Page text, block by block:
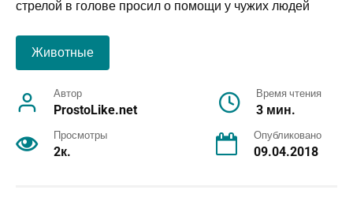
Животные
Автор
ProstoLike.net
Время чтения
3 мин.
Просмотры
2к.
Опубликовано
09.04.2018